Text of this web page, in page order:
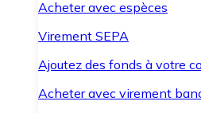
Acheter avec espèces
Virement SEPA
Ajoutez des fonds à votre
Acheter avec virement